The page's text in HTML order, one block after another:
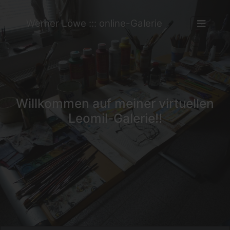
Werner Löwe ::: online-Galerie
Willkommen auf meiner virtuellen
Leomil-Galerie!!